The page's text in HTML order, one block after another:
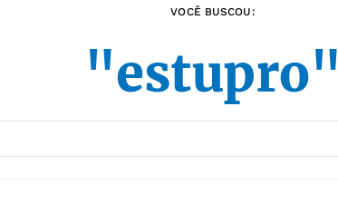
VOCÊ BUSCOU:
"estupro"